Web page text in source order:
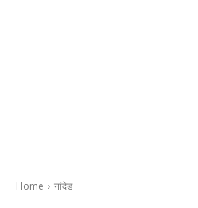
Home नांदेड